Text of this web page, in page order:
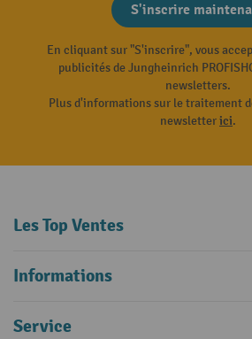
S'inscrire
En cliquant sur "S'inscrire", vous
publicités de Jungheinrich
newsletters.
Plus d'informations sur le traitement
newsletterici.
Les Top Ventes
Informations
Service